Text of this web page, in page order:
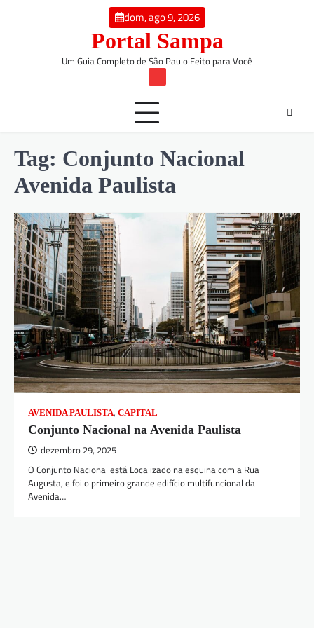
dom, ago 9, 2026
Portal Sampa
Um Guia Completo de São Paulo Feito para Você
TW
Tag: Conjunto Nacional
Avenida Paulista
AVENIDA PAULISTA, CAPITAL
Conjunto Nacional na Avenida Paulista
dezembro 29, 2025
O Conjunto Nacional está Localizado na esquina com a Rua
Augusta, e foi o primeiro grande edifício multifuncional da
Avenida…